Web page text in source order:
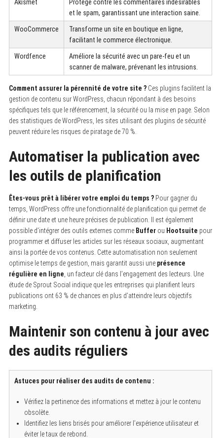
Akismet
Protège contre les commentaires indésirables
et le spam, garantissant une interaction saine.
WooCommerce
Transforme un site en boutique en ligne,
facilitant le commerce électronique.
Wordfence
Améliore la sécurité avec un pare-feu et un
scanner de malware, prévenant les intrusions.
Comment assurer la pérennité de votre site ?Ces plugins facilitent la
gestion de contenu sur WordPress, chacun répondant à des besoins
spécifiques tels que le référencement, la sécurité ou la mise en page. Selon
des statistiques de WordPress, les sites utilisant des plugins de sécurité
peuvent réduire les risques de piratage de 70 %.
Automatiser la publication avec
les outils de planification
Êtes-vous prêt à libérer votre emploi du temps ?Pour gagner du
temps, WordPress offre une fonctionnalité de planification qui permet de
définir une date et une heure précises de publication. Il est également
possible d’intégrer des outils externes comme Bufferou Hootsuite pour
programmer et diffuser les articles sur les réseaux sociaux, augmentant
ainsi la portée de vos contenus. Cette automatisation non seulement
optimise le temps de gestion, mais garantit aussi une présence
régulière en ligne , un facteur clé dans l’engagement des lecteurs. Une
étude de Sprout Social indique que les entreprises qui planifient leurs
publications ont 63 % de chances en plus d’atteindre leurs objectifs
marketing.
Maintenir son contenu à jour avec
des audits réguliers
Astuces pour réaliser des audits de contenu :
Vérifiez la pertinence des informations et mettez à jour le contenu
obsolète.
Identifiez les liens brisés pour améliorer l’expérience utilisateur et
éviter le taux de rebond.